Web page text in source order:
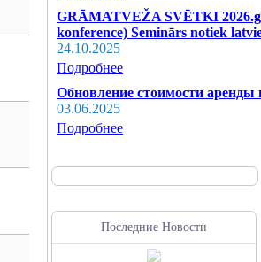
GRĀMATVEŽA SVĒTKI
konference) Seminārs notiek
24.10.2025
Подробнее
Обновление стоимости
03.06.2025
Подробнее
Последние Новости